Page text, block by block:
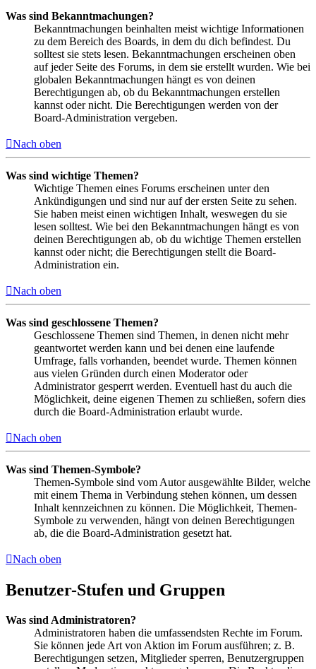
Was sind Bekanntmachungen?
Bekanntmachungen beinhalten meist wichtige Informationen
zu dem Bereich des Boards, in dem du dich befindest. Du
solltest sie stets lesen. Bekanntmachungen erscheinen oben
auf jeder Seite des Forums, in dem sie erstellt wurden. Wie bei
globalen Bekanntmachungen hängt es von deinen
Berechtigungen ab, ob du Bekanntmachungen erstellen
kannst oder nicht. Die Berechtigungen werden von der
Board-Administration vergeben.
Nach oben
Was sind wichtige Themen?
Wichtige Themen eines Forums erscheinen unter den
Ankündigungen und sind nur auf der ersten Seite zu sehen.
Sie haben meist einen wichtigen Inhalt, weswegen du sie
lesen solltest. Wie bei den Bekanntmachungen hängt es von
deinen Berechtigungen ab, ob du wichtige Themen erstellen
kannst oder nicht; die Berechtigungen stellt die Board-
Administration ein.
Nach oben
Was sind geschlossene Themen?
Geschlossene Themen sind Themen, in denen nicht mehr
geantwortet werden kann und bei denen eine laufende
Umfrage, falls vorhanden, beendet wurde. Themen können
aus vielen Gründen durch einen Moderator oder
Administrator gesperrt werden. Eventuell hast du auch die
Möglichkeit, deine eigenen Themen zu schließen, sofern dies
durch die Board-Administration erlaubt wurde.
Nach oben
Was sind Themen-Symbole?
Themen-Symbole sind vom Autor ausgewählte Bilder, welche
mit einem Thema in Verbindung stehen können, um dessen
Inhalt kennzeichnen zu können. Die Möglichkeit, Themen-
Symbole zu verwenden, hängt von deinen Berechtigungen
ab, die die Board-Administration gesetzt hat.
Nach oben
Benutzer-Stufen und Gruppen
Was sind Administratoren?
Administratoren haben die umfassendsten Rechte im Forum.
Sie können jede Art von Aktion im Forum ausführen; z. B.
Berechtigungen setzen, Mitglieder sperren, Benutzergruppen